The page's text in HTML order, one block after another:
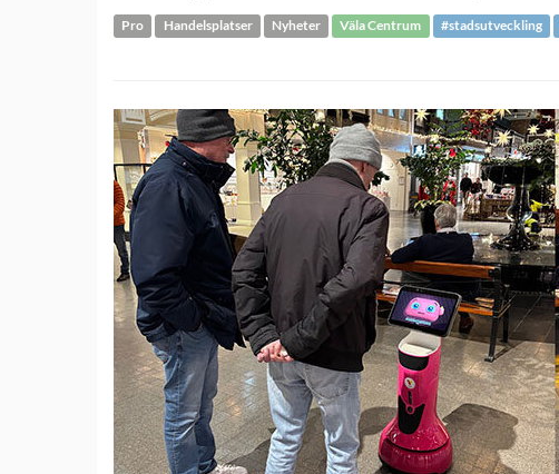
Pro Handelsplatser Nyheter Väla Centrum #stadsutveckling